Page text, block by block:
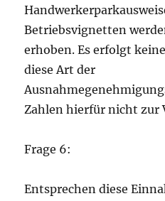
Betriebsvignetten
erhoben. Es erfolgt
diese Art der
Zahlen hierfür nicht zur
Frage 6:
Entsprechen diese